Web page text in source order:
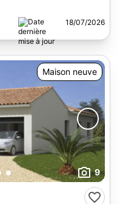
18/07/2026
Maison neuve
9